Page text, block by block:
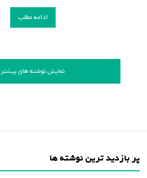
ادامه مطلب
نمایش نوشته های بیشتر
پر بازدید ترین نوشته ها